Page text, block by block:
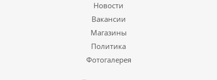
Новости
Вакансии
Магазины
Политика
Фотогалерея